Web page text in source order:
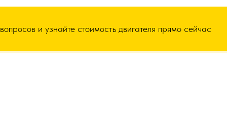
и узнайте стоимость двигателя прямо сейчас